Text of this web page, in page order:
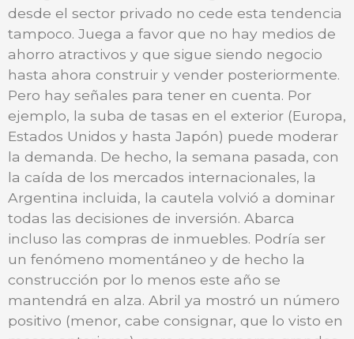
desde el sector privado no cede esta tendencia
tampoco. Juega a favor que no hay medios de
ahorro atractivos y que sigue siendo negocio
hasta ahora construir y vender posteriormente.
Pero hay señales para tener en cuenta. Por
ejemplo, la suba de tasas en el exterior (Europa,
Estados Unidos y hasta Japón) puede moderar
la demanda. De hecho, la semana pasada, con
la caída de los mercados internacionales, la
Argentina incluida, la cautela volvió a dominar
todas las decisiones de inversión. Abarca
incluso las compras de inmuebles. Podría ser
un fenómeno momentáneo y de hecho la
construcción por lo menos este año se
mantendrá en alza. Abril ya mostró un número
positivo (menor, cabe consignar, que lo visto en